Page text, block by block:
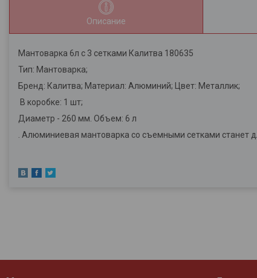
Описание
Мантоварка 6л с 3 сетками Калитва 180635
Тип: Мантоварка;
Бренд: Калитва; Материал: Алюминий; Цвет: Металлик;
В коробке: 1 шт;
Диаметр - 260 мм. Объем: 6 л
. Алюминиевая мантоварка со съемными сетками